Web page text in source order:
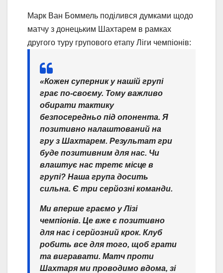
Марк Ван Боммель поділився думками щодо
матчу з донецьким Шахтарем в рамках
другого туру групового етапу Ліги чемпіонів:
«Кожен суперник у нашій групі
грає по-своєму. Тому важливо
обирати тактику
безпосередньо під опонента. Я
позитивно налаштований на
гру з Шахтарем. Результат гри
буде позитивним для нас. Чи
влаштує нас третє місце в
групі? Наша група досить
сильна. Є три серйозні команди.
Ми вперше граємо у Лізі
чемпіонів. Це вже є позитивно
для нас і серйозний крок. Клуб
робить все для того, щоб грати
та вигравати. Матч проти
Шахтаря ми проводимо вдома, зі